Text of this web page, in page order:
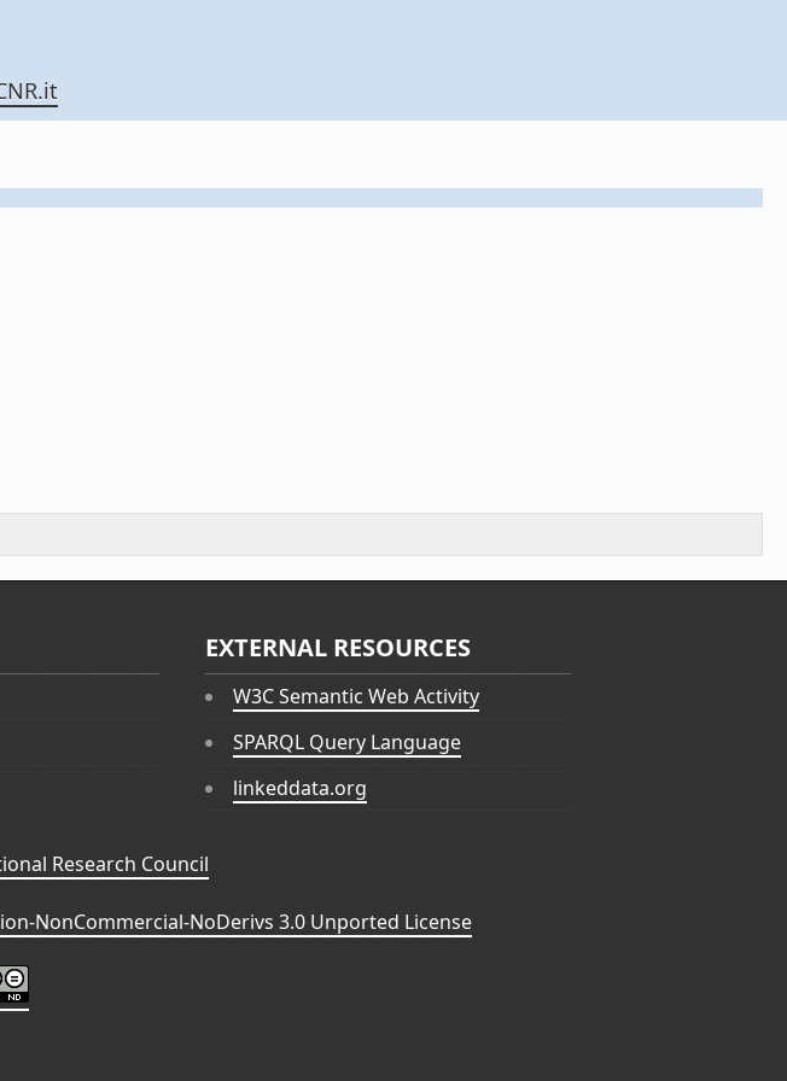
EXTERNAL RESOURCES
W3C Semantic Web Activity
SPARQL Query Language
linkeddata.org
Research Council
NonCommercial-NoDerivs 3.0 Unported License